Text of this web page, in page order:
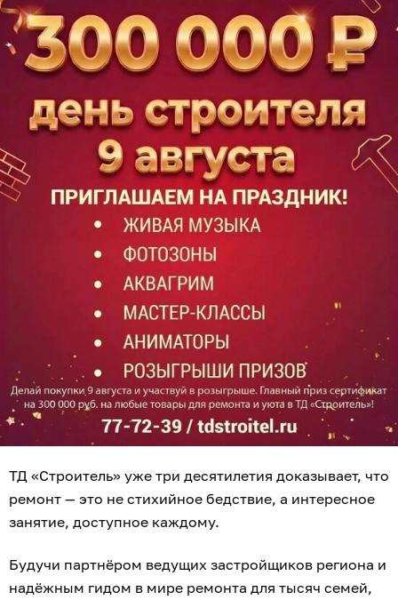
ТД «Строитель» уже три десятилетия доказывает, что
ремонт — это не стихийное бедствие, а интересное
занятие, доступное каждому.
Будучи партнёром ведущих застройщиков региона и
надёжным гидом в мире ремонта для тысяч семей,